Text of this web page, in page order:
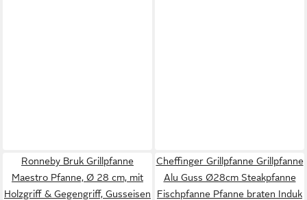
Ronneby Bruk Grillpfanne
Maestro Pfanne, Ø 28 cm, mit
Holzgriff & Gegengriff, Gusseisen
Cheffinger Grillpfanne Grillpfanne
Alu Guss Ø28cm Steakpfanne
Fischpfanne Pfanne braten Induk